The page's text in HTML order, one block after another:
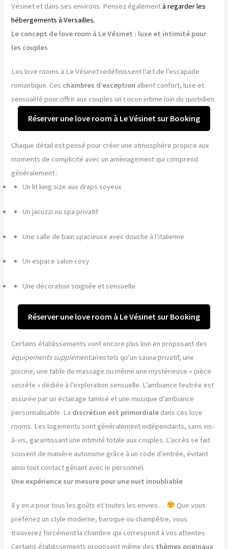
Vésinet et dans ses environs. Pensez égalementà regarder les
hébergements à Versailles.
Le concept de love room à Le Vésinet : luxe et intimité pour
les couples
Les love rooms à Le Vésinet redéfinissent l’art de l’escapade
romantique. Ces chambres d’exception allient confort, luxe et
sensualité pour offrir aux couples un cocon intime loin du quotidien.
Réserver une love room à Le Vésinet sur Booking
Chaque détail est pensé pour créer une atmosphère propice aux
moments de complicité avec un aménagement qui comprend
généralement :
Un lit king size aux draps soyeux
Un jacuzzi ou spa privatif
Une salle de bain spacieuse avec douche à l’italienne
Un espace salon cosy
Une décoration soignée et sensuelle
Réserver une love room à Le Vésinet sur Booking
Certains établissements vont encore plus loin en proposant des
équipements supplémentairestels qu’un sauna privatif, une
piscine, une table de massage ou même une mystérieuse « pièce
secrète » dédiée à l’exploration sensuelle. L’ambiance feutrée est
assurée par un éclairage tamisé et une musique d’ambiance
personnalisable. La discrétion est primordiale dans ces love
rooms. Les logements sont généralement indépendants, sans vis-
à-vis, garantissant une intimité totale aux couples. L’accès se fait
souvent de manière autonome grâce à un code d’entrée, évitant
ainsi tout contact gênant avec le personnel.
Une expérience sur mesure pour une nuit inoubliable
Il y en a pour tous les goûts et toutes les envies…
Que vous
préfériez un style moderne, baroque ou champêtre, vous
trouverez forcément la chambre qui correspond à vos attentes.
Certains établissements proposent même des thèmes originaux